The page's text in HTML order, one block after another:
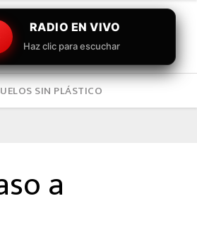
RADIO EN VIVO
Haz clic para escuchar
SIN PLÁSTICO
a